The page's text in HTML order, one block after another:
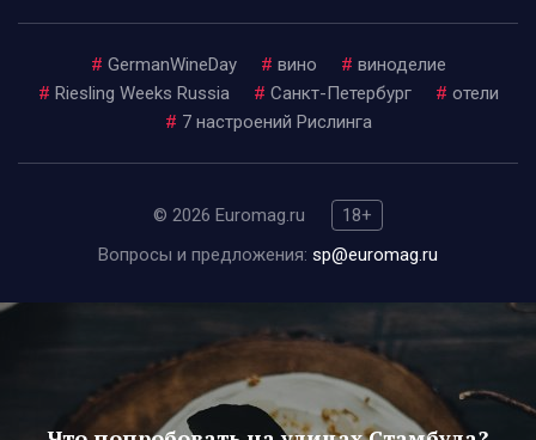
# GermanWineDay # вино # виноделие
# Riesling Weeks Russia # Санкт-Петербург # отели
# 7 настроений Рислинга
© 2026 Euromag.ru
18+
Вопросы и предложения: sp@euromag.ru